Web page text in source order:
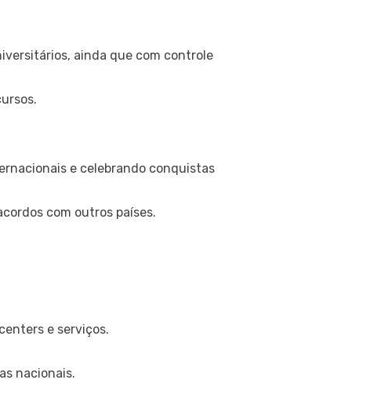
ainda que com controle
e celebrando conquistas
com outros países.
e serviços.
nacionais.